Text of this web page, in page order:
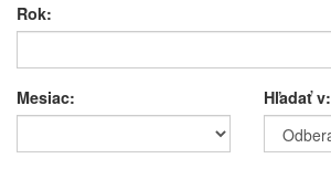
Rok:
Mesiac: Hľadať v: